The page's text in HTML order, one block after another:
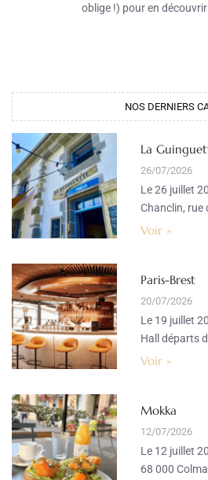
oblige !) pour en
NOS DERNIERS
La
26/07/2026
Le 26 juillet
Chanclin, rue
Voir »
Paris-Brest
20/07/2026
Le 19 juillet
Hall départs
Voir »
Mokka
12/07/2026
Le 12 juillet
68 000